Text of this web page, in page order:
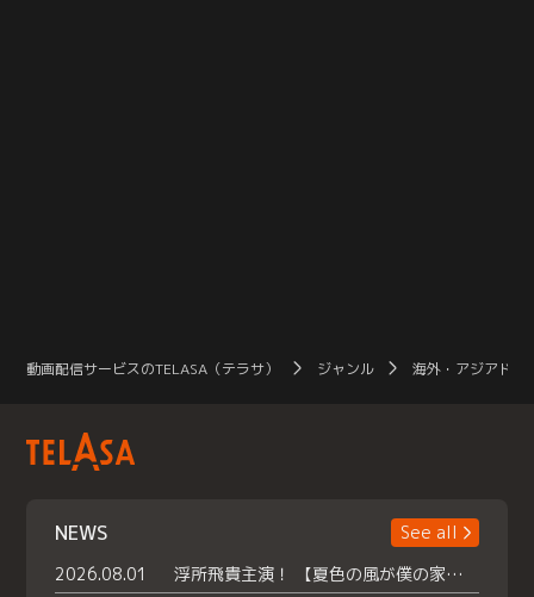
動画配信サービスのTELASA（テラサ） ジャンル 海外・アジアドラ
NEWS
See all
2026.08.01
浮所飛貴主演！ 【夏色の風が僕の家にやってきた】 本日よりテラサで独占配信スタート！